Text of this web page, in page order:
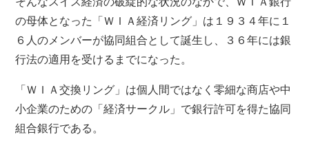
の母体となった「ＷＩＡ経済リング」は１９３４年に１
６人のメンバーが協同組合として誕生し、３６年には銀
行法の適用を受けるまでになった。
「ＷＩＡ交換リング」は個人間ではなく零細な商店や中
小企業のための「経済サークル」で銀行許可を得た協同
組合銀行である。